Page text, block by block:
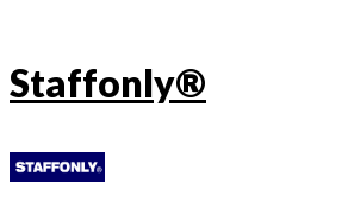
Staffonly®